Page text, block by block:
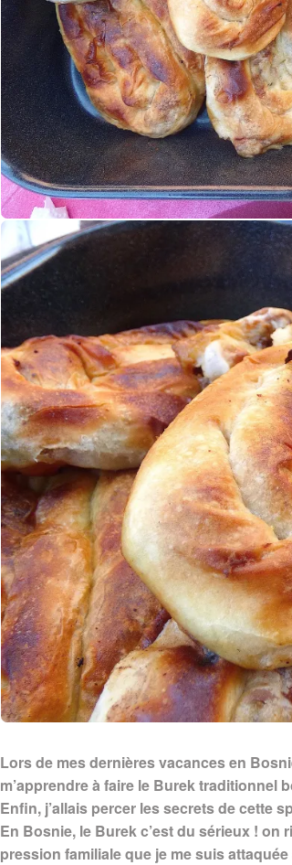
Lors de mes dernières vacances en
m’apprendre à faire le Burek traditionnel
Enfin, j’allais percer les secrets de cette
En Bosnie, le Burek c’est du sérieux ! on
pression familiale que je me suis